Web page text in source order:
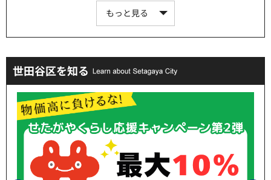
もっと見る
世田谷区を知る